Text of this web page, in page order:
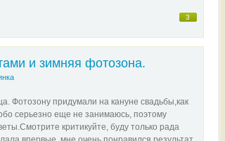
3
и зимняя фотозона.
Фотозону придумали на кануне свадьбы,как
серьезно еще не занимаюсь, поэтому
критикуйте, буду только рада